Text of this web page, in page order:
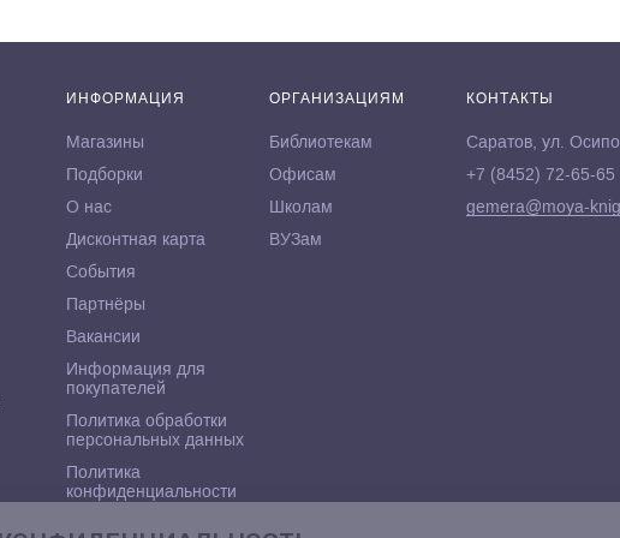
ИНФОРМАЦИЯ
Магазины
Подборки
О нас
Дисконтная карта
События
Партнёры
Вакансии
Информация для
покупателей
Политика обработки
персональных данных
Политика
конфиденциальности
ОРГАНИЗАЦИЯМ
Библиотекам
Офисам
Школам
ВУЗам
КОНТАКТЫ
Саратов, ул.
+7 (8452) 72-65-65
gemera@moya-